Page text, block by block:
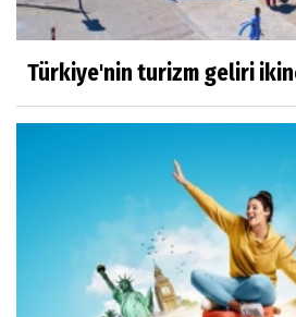
Türkiye'nin turizm geliri